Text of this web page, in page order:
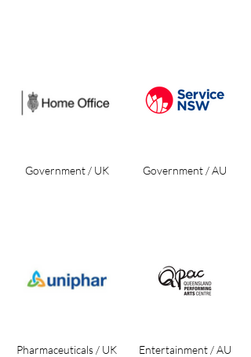
Government / UK Government / AU
Pharmaceuticals / UK Entertainment / AU